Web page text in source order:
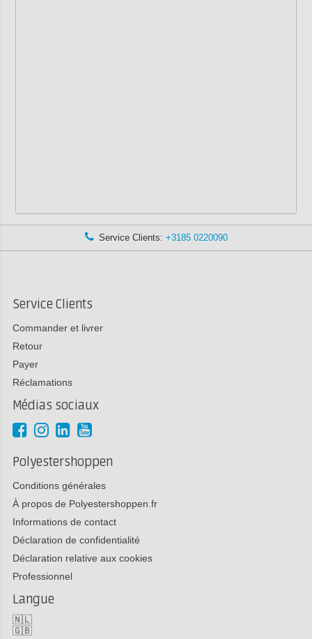
Service Clients: +3185 0220090
Service Clients
Commander et livrer
Retour
Payer
Réclamations
Médias sociaux
Polyestershoppen
Conditions générales
À propos de Polyestershoppen.fr
Informations de contact
Déclaration de confidentialité
Déclaration relative aux cookies
Professionnel
Langue
🇳🇱
🇬🇧